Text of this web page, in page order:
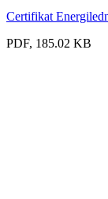
Certifikat
PDF, 185.02 KB